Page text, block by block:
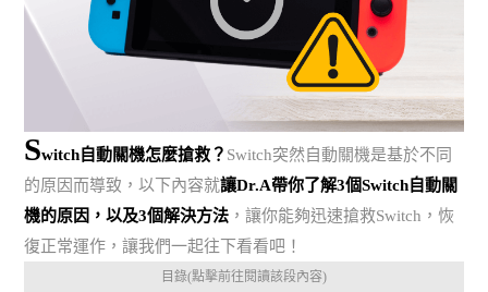
Switch自動關機怎麼搶救？ Switch突然自動關機是基於不同
的原因而導致，以下內容就讓Dr.A帶你了解3個Switch自動關
機的原因，以及3個解決方法 ，讓你能夠迅速搶救Switch，恢
復正常運作，讓我們一起往下看看吧！
目錄(點擊前往閱讀該段內容)